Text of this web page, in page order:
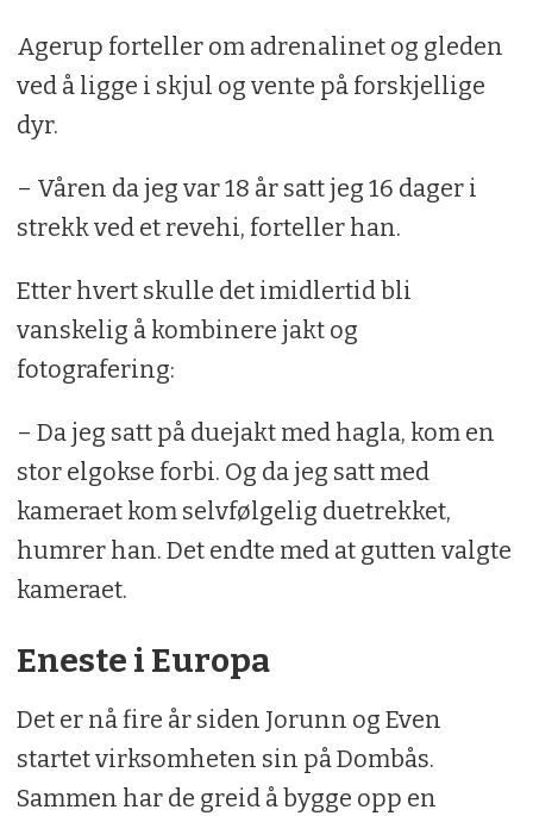
Agerup forteller om adrenalinet og gleden
ved å ligge i skjul og vente på forskjellige
dyr.
– Våren da jeg var 18 år satt jeg 16 dager i
strekk ved et revehi, forteller han.
Etter hvert skulle det imidlertid bli
vanskelig å kombinere jakt og
fotografering:
– Da jeg satt på duejakt med hagla, kom en
stor elgokse forbi. Og da jeg satt med
kameraet kom selvfølgelig duetrekket,
humrer han. Det endte med at gutten valgte
kameraet.
Eneste i Europa
Det er nå fire år siden Jorunn og Even
startet virksomheten sin på Dombås.
Sammen har de greid å bygge opp en